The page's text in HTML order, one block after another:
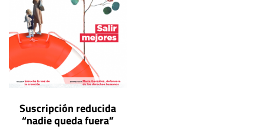
Suscripción reducida
“nadie queda fuera”